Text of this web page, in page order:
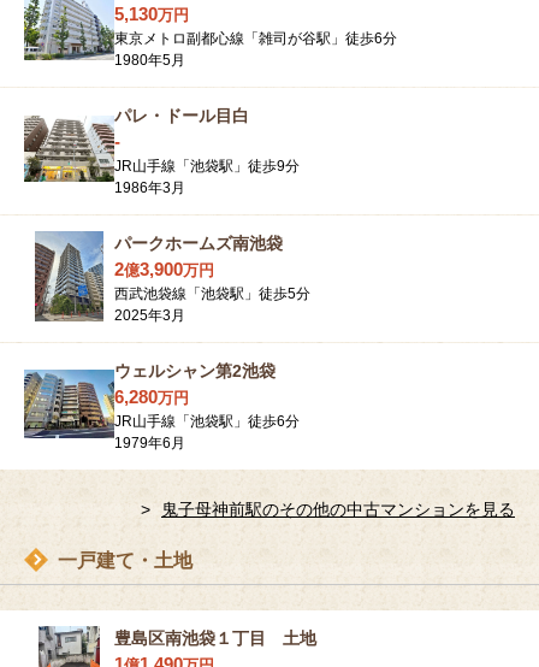
5,130万円
東京メトロ副都心線「雑司が谷駅」徒歩6分
1980年5月
パレ・ドール目白
-
JR山手線「池袋駅」徒歩9分
1986年3月
パークホームズ南池袋
2億3,900万円
西武池袋線「池袋駅」徒歩5分
2025年3月
ウェルシャン第2池袋
6,280万円
JR山手線「池袋駅」徒歩6分
1979年6月
鬼子母神前駅のその他の中古マンションを見る
一戸建て・土地
豊島区南池袋１丁目 土地